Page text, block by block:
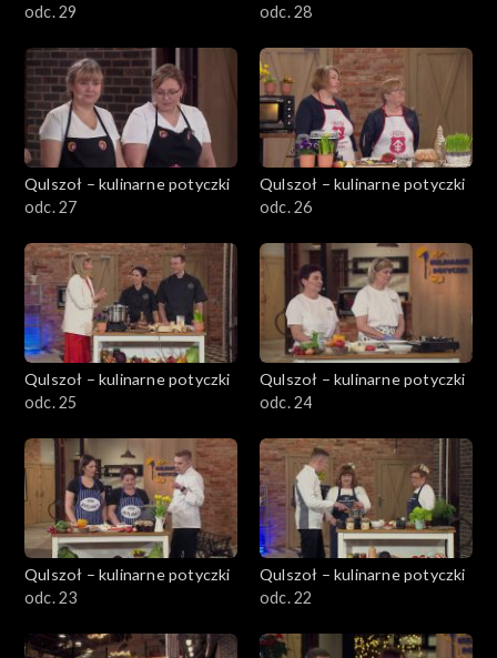
odc. 29
odc. 28
Qulszoł – kulinarne potyczki
odc. 27
Qulszoł – kulinarne potyczki
odc. 26
Qulszoł – kulinarne potyczki
odc. 25
Qulszoł – kulinarne potyczki
odc. 24
Qulszoł – kulinarne potyczki
odc. 23
Qulszoł – kulinarne potyczki
odc. 22